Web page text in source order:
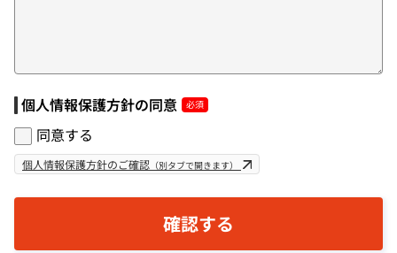
個人情報保護方針の同意
同意する
個人情報保護方針のご確認 （別タブで開きます）